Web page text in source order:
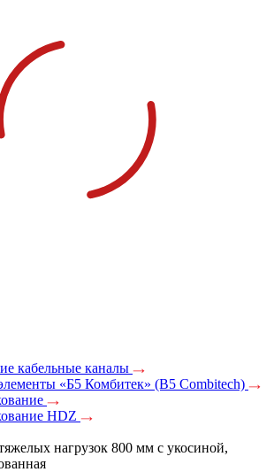
кабельные каналы
«Б5 Комбитек» (B5 Combitech)
HDZ
нагрузок 800 мм с укосиной,